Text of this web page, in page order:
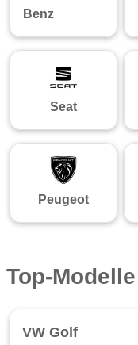
Benz
Seat
Peugeot
Top-Modelle
VW Golf